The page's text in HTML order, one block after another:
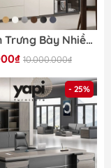
Tủ Sách Trưng Bày Nhiều Ngăn, Cánh Kính Cao Cấp-Nội Thất Phòng Khách 240x32x200cm Yapi-TK008
10.000.000₫
- 25%